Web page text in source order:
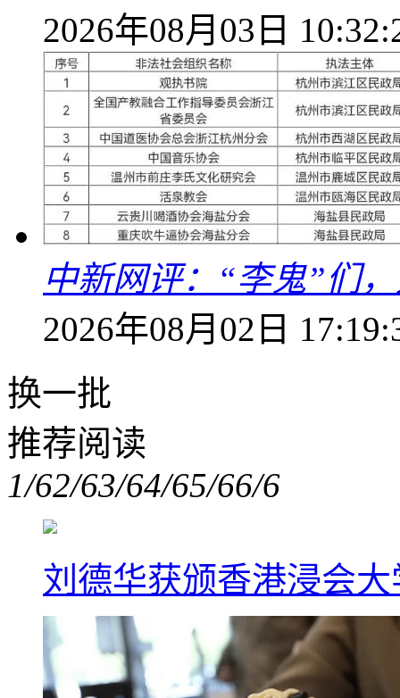
2026年08月03日
中新网评：“李鬼”们
2026年08月02日
换一批
推荐阅读
1/62/63/64/65/66/6
刘德华获颁香港浸会